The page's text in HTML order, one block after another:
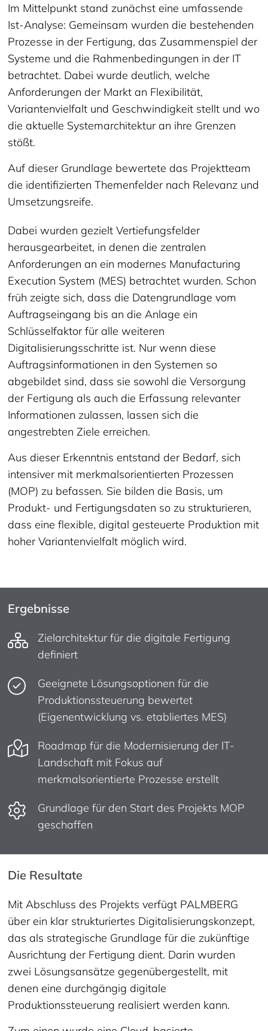
Im Mittelpunkt stand zunächst eine umfassende
Ist-Analyse: Gemeinsam wurden die bestehenden
Prozesse in der Fertigung, das Zusammenspiel der
Systeme und die Rahmenbedingungen in der IT
betrachtet. Dabei wurde deutlich, welche
Anforderungen der Markt an Flexibilität,
Variantenvielfalt und Geschwindigkeit stellt und wo
die aktuelle Systemarchitektur an ihre Grenzen
stößt.
Auf dieser Grundlage bewertete das Projektteam
die identifizierten Themenfelder nach Relevanz und
Umsetzungsreife.
Dabei wurden gezielt Vertiefungsfelder
herausgearbeitet, in denen die zentralen
Anforderungen an ein modernes Manufacturing
Execution System (MES) betrachtet wurden. Schon
früh zeigte sich, dass die Datengrundlage vom
Auftragseingang bis an die Anlage ein
Schlüsselfaktor für alle weiteren
Digitalisierungsschritte ist. Nur wenn diese
Auftragsinformationen in den Systemen so
abgebildet sind, dass sie sowohl die Versorgung
der Fertigung als auch die Erfassung relevanter
Informationen zulassen, lassen sich die
angestrebten Ziele erreichen.
Aus dieser Erkenntnis entstand der Bedarf, sich
intensiver mit merkmalsorientierten Prozessen
(MOP) zu befassen. Sie bilden die Basis, um
Produkt- und Fertigungsdaten so zu strukturieren,
dass eine flexible, digital gesteuerte Produktion mit
hoher Variantenvielfalt möglich wird.
Ergebnisse
Zielarchitektur für die digitale Fertigung
definiert
Geeignete Lösungsoptionen für die
Produktionssteuerung bewertet
(Eigenentwicklung vs. etabliertes MES)
Roadmap für die Modernisierung der IT-
Landschaft mit Fokus auf
merkmalsorientierte Prozesse erstellt
Grundlage für den Start des Projekts MOP
geschaffen
Die Resultate
Mit Abschluss des Projekts verfügt PALMBERG
über ein klar strukturiertes Digitalisierungskonzept,
das als strategische Grundlage für die zukünftige
Ausrichtung der Fertigung dient. Darin wurden
zwei Lösungsansätze gegenübergestellt, mit
denen eine durchgängig digitale
Produktionssteuerung realisiert werden kann.